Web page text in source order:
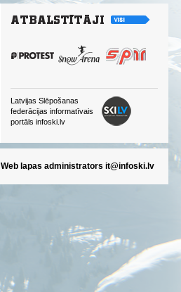
Latvijas Slēpošanas
federācijas informatīvais
portāls infoski.lv
Web lapas administrators it@infoski.lv